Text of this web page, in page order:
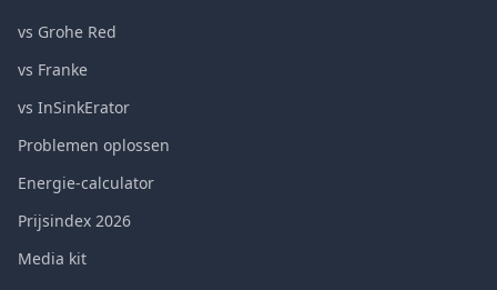
vs Grohe Red
vs Franke
vs InSinkErator
Problemen oplossen
Energie-calculator
Prijsindex 2026
Media kit